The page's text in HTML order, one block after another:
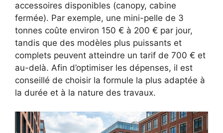
accessoires disponibles (canopy, cabine
fermée). Par exemple, une mini-pelle de 3
tonnes coûte environ 150 € à 200 € par jour,
tandis que des modèles plus puissants et
complets peuvent atteindre un tarif de 700 € et
au-delà. Afin d’optimiser les dépenses, il est
conseillé de choisir la formule la plus adaptée à
la durée et à la nature des travaux.